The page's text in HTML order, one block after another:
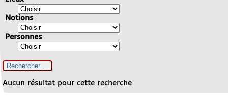
Notions
Personnes
Aucun résultat pour cette recherche